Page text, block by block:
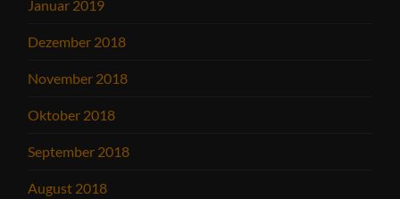
Januar 2019
Dezember 2018
November 2018
Oktober 2018
September 2018
August 2018